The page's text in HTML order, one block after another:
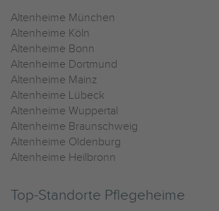
Altenheime München
Altenheime Köln
Altenheime Bonn
Altenheime Dortmund
Altenheime Mainz
Altenheime Lübeck
Altenheime Wuppertal
Altenheime Braunschweig
Altenheime Oldenburg
Altenheime Heilbronn
Top-Standorte Pflegeheime